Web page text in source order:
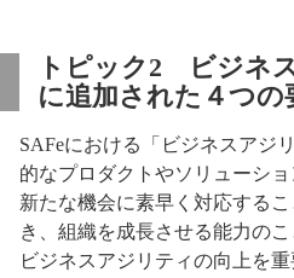
トピック2 ビジネ
に追加された４つの
SAFeにおける「ビジネスアジ
的なプロダクトやソリューシ
新たな機会に素早く対応する
き、組織を成長させる能力のこ
ビジネスアジリティの向上を重